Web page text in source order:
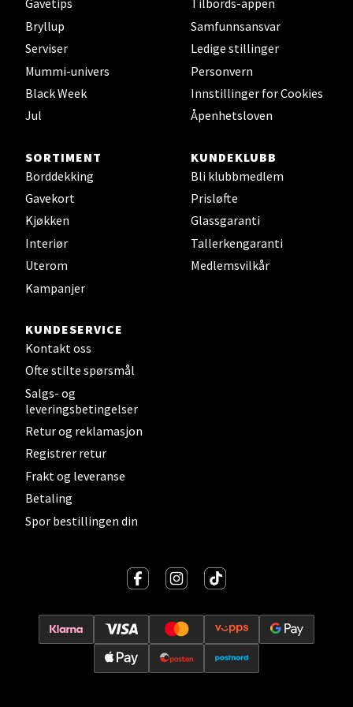
Gavetips
Bryllup
Serviser
Mummi-univers
Black Week
Jul
Tilbords-appen
Samfunnsansvar
Ledige stillinger
Personvern
Innstillinger for Cookies
Åpenhetsloven
SORTIMENT
Borddekking
Gavekort
Kjøkken
Interiør
Uterom
Kampanjer
KUNDEKLUBB
Bli klubbmedlem
Prisløfte
Glassgaranti
Tallerkengaranti
Medlemsvilkår
KUNDESERVICE
Kontakt oss
Ofte stilte spørsmål
Salgs- og
leveringsbetingelser
Retur og reklamasjon
Registrer retur
Frakt og leveranse
Betaling
Spor bestillingen din
Bryne/Jæren - M44
Jupiterveien 2, 4340 Bryne
Velg
Stavanger og Sandnes - Thon
Senter Madla
Åpent i dag 10-20
Levanger - Magneten
Moafjæra 14, 7606 Levanger